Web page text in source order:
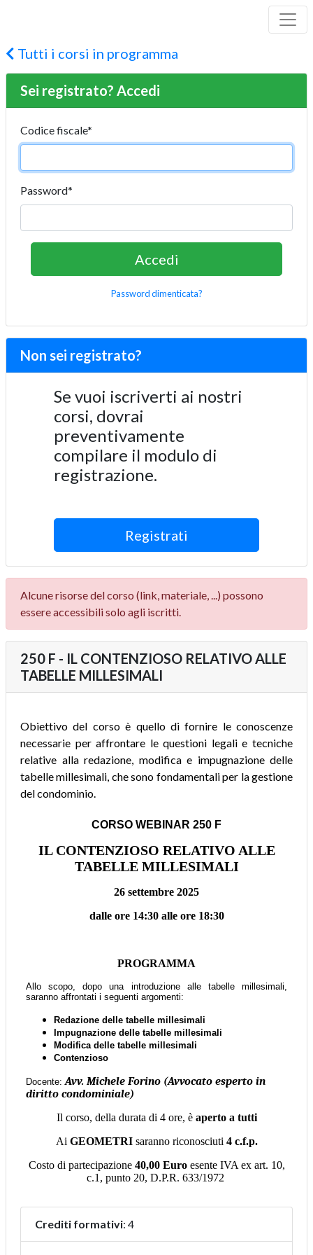
Tutti i corsi in programma
Sei registrato? Accedi
Codice fiscale*
Password*
Password dimenticata?
Non sei registrato?
Se vuoi iscriverti ai nostri
corsi, dovrai
preventivamente
compilare il modulo di
registrazione.
Registrati
Alcune risorse del corso (link, materiale, ...) possono
essere accessibili solo agli iscritti.
250 F - IL CONTENZIOSO RELATIVO ALLE
TABELLE MILLESIMALI
Obiettivo del corso è quello di fornire le conoscenze
necessarie per affrontare le questioni legali e tecniche
relative alla redazione, modifica e impugnazione delle
tabelle millesimali, che sono fondamentali per la gestione
del condominio.
Crediti formativi: 4